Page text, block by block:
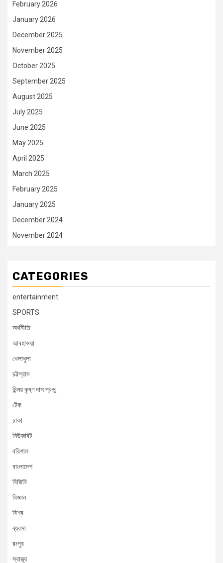
February 2026
January 2026
December 2025
November 2025
October 2025
September 2025
August 2025
July 2025
June 2025
May 2025
April 2025
March 2025
February 2025
January 2025
December 2024
November 2024
CATEGORIES
entertainment
SPORTS
অর্থনীতি
আবহাওয়া
খেলাধুলা
চট্টগ্রাম
চিন্ময় কৃষ্ণ দাস প্রভু
টেক
ঢাকা
নিউজবিট
বরিশাল
বাংলাদেশ
বিজিবি
বিজ্ঞান
বিশ্ব
ব্যবসা
রংপুর
স্বাস্থ্য